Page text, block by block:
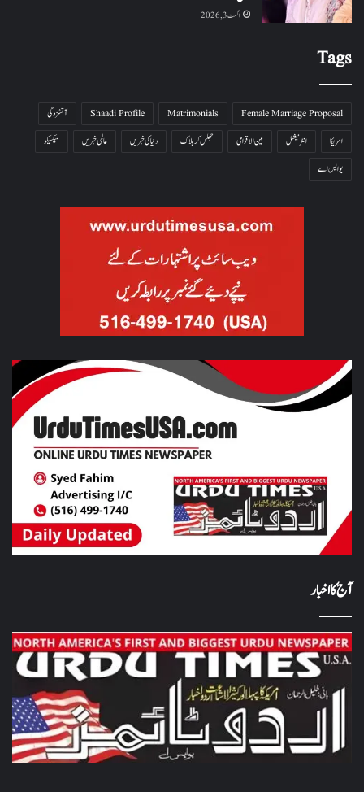
اگست 3, 2026
Tags
Female Marriage Proposal
Matrimonials
Shaadi Profile
آتشزدگی
امریکا
انٹرنیشنل بین الاقوامی جھلس کر ہلاک دنیا کی خبریں عالمی خبریں
میکسیکو
یو ایس اے
آج کا اخبار